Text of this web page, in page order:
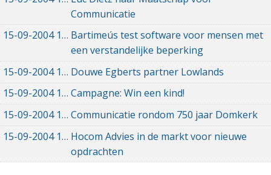
Communicatie
15-09-200415-09-2004 00:00
Bartimeús test software voor mensen met
een verstandelijke beperking
15-09-200415-09-2004 00:00
Douwe Egberts partner Lowlands
15-09-200415-09-2004 00:00
Campagne: Win een kind!
15-09-200415-09-2004 00:00
Communicatie rondom 750 jaar Domkerk
15-09-200415-09-2004 00:00
Hocom Advies in de markt voor nieuwe
opdrachten